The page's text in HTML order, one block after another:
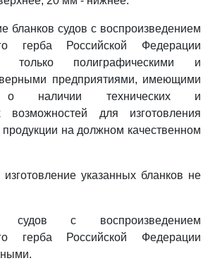
бланков судов с воспроизведением
герба Российской Федерации
только полиграфическими и
предприятиями, имеющими
о наличии технических и
возможностей для изготовления
продукции на должном качественном
указанных бланков не
с воспроизведением
герба Российской Федерации